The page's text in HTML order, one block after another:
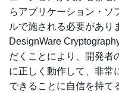
らアプリケーション・ソ
ルで施される必要があり
DesignWare
だくことにより、開発者
に正しく動作して、非常
できることに自信を持て